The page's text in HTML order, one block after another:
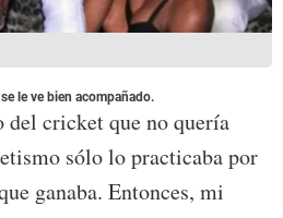
le ve bien acompañado.
del cricket que no quería
sólo lo practicaba por
ganaba. Entonces, mi